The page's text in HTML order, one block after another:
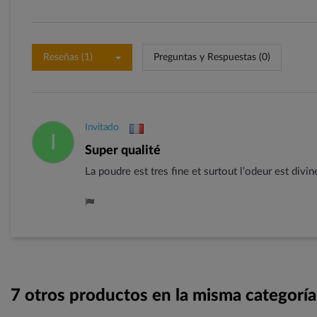
Reseñas (1) Preguntas y Respuestas (0)
Invitado
Super qualité
La poudre est tres fine et surtout l’odeur est
7 otros productos en la misma